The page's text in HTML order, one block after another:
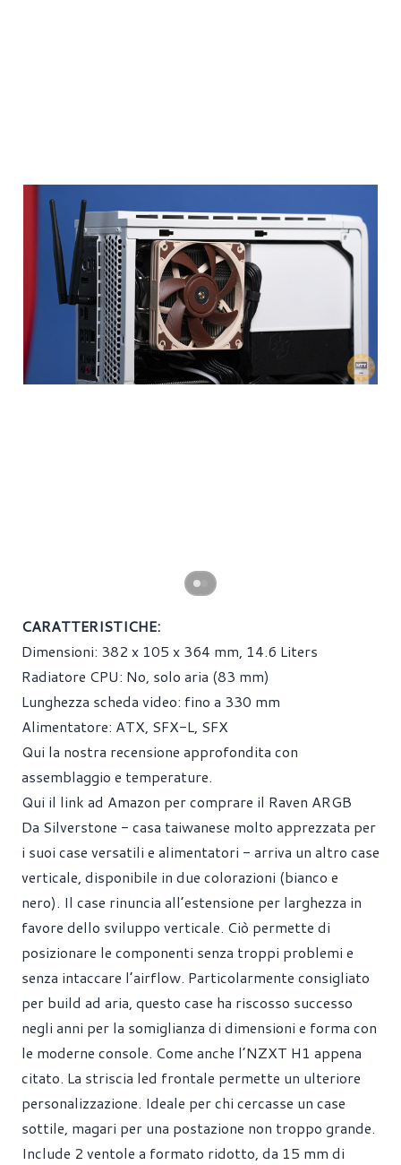
CARATTERISTICHE:
Dimensioni: 382 x 105 x 364 mm, 14.6 Liters
Radiatore CPU: No, solo aria (83 mm)
Lunghezza scheda video: fino a 330 mm
Alimentatore: ATX, SFX-L, SFX
Qui la nostra recensione approfondita con
assemblaggio e temperature.
Qui il link ad Amazon per comprare il Raven ARGB
Da Silverstone - casa taiwanese molto apprezzata per
i suoi case versatili e alimentatori - arriva un altro case
verticale, disponibile in due colorazioni (bianco e
nero). Il case rinuncia all’estensione per larghezza in
favore dello sviluppo verticale. Ciò permette di
posizionare le componenti senza troppi problemi e
senza intaccare l’airflow. Particolarmente consigliato
per build ad aria, questo case ha riscosso successo
negli anni per la somiglianza di dimensioni e forma con
le moderne console. Come anche l’NZXT H1 appena
citato. La striscia led frontale permette un ulteriore
personalizzazione. Ideale per chi cercasse un case
sottile, magari per una postazione non troppo grande.
Include 2 ventole a formato ridotto, da 15 mm di